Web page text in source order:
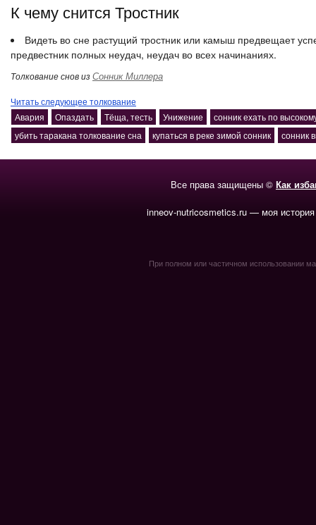
К чему снится Тростник
Видеть во сне растущий тростник или камыш предвещает
предвестник полных неудач, неудач во всех начинаниях.
Толкование снов изСонник Миллера
Читать следующее толкование
Авария
Опаздать Тёща, тесть Унижение
сонник ехать по
убить таракана толкование сна
купаться в реке зимой сонник сонник
Все права защищены © Как
inneov-nutricosmetics.ru — моя
При полном или частичном использовании